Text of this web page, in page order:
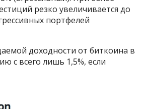
резко увеличивается до
портфелей
доходности от биткоина в
с всего лишь 1,5%, если